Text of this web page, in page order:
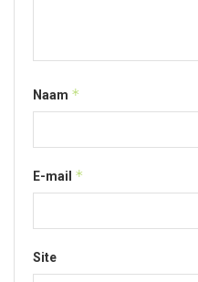
Naam *
E-mail *
Site